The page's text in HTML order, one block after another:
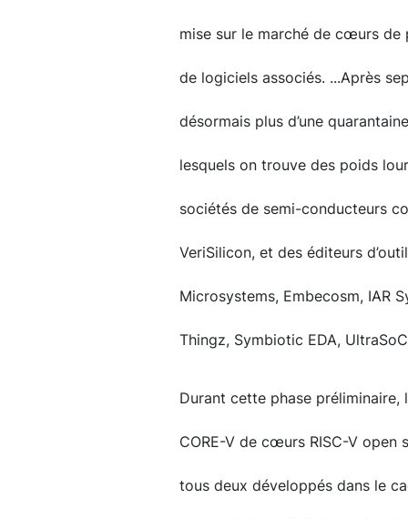
mise sur le marché de cœurs de
de logiciels associés. ...Après
désormais plus d’une
lesquels on trouve des poids
sociétés de semi-conducteurs
VeriSilicon, et des éditeurs
Microsystems, Embecosm, IAR
Thingz, Symbiotic EDA,
Durant cette phase préliminaire,
CORE-V de cœurs RISC-V open
tous deux développés dans le